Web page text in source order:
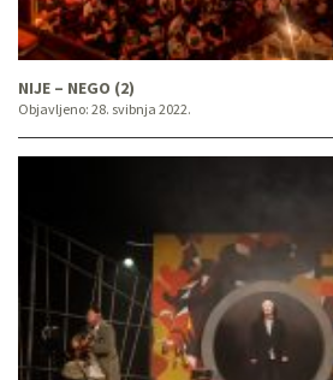
NIJE – NEGO (2)
Objavljeno: 28. svibnja 2022.